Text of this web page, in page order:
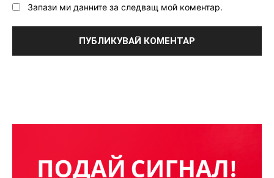
Запази ми данните за следващ мой коментар.